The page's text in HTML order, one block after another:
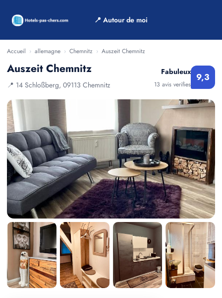
📍 Autour de moi
Accueil › allemagne › Chemnitz › Auszeit Chemnitz
Auszeit Chemnitz
📍 14 Schloßberg, 09113 Chemnitz
Fabuleux
13 avis verifies
9,3